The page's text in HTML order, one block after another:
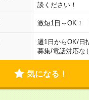
談ください！
激短1日～OK！
週1日からOK/日
募集/電話対応な
気になる！